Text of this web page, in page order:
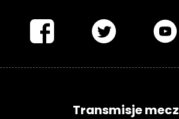
Transmisje